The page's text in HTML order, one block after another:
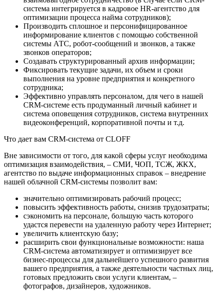
система интегрируется в кадровое HR-агентство для
оптимизации процесса найма сотрудников);
Производить сплошное и персонифицированное
информирование клиентов с помощью собственной
системы АТС, робот-сообщений и звонков, а также
звонков операторов;
Создавать структурированный архив информации;
Фиксировать текущие задачи, их объем и сроки
выполнения на уровне предприятия и конкретного
сотрудника;
Эффективно управлять персоналом, для чего в нашей
CRM-системе есть продуманный личный кабинет и
система оповещения сотрудников, система внутренних
видеоконференций, корпоративной почты и т.д.
Что дает вам CRM-система от CLOFF
Вне зависимости от того, для какой сферы услуг необходима
оптимизация взаимодействия, – СМИ, ЧОП, ТСЖ, ЖКХ,
агентство по выдаче информационных справок – внедрение
нашей облачной CRM-системы позволит вам:
значительно оптимизировать рабочий процесс;
повысить эффективность работы, снизив трудозатраты;
сэкономить на персонале, большую часть которого
удастся перевести на удаленную работу через Интернет;
увеличить клиентскую базу;
расширить свои функциональные возможности: наша
CRM-система автоматизирует и оптимизирует все
бизнес-процессы для дальнейшего успешного развития
вашего предприятия, а также деятельности частных лиц,
готовых предложить свои услуги клиентам, –
фотографов, дизайнеров, художников.